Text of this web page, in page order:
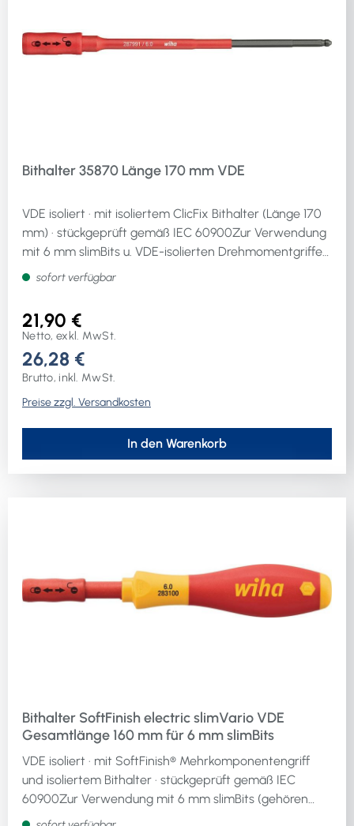
Bithalter 35870 Länge 170 mm VDE
VDE isoliert · mit isoliertem ClicFix Bithalter (Länge 170
mm) · stückgeprüft gemäß IEC 60900Zur Verwendung
mit 6 mm slimBits u. VDE-isolierten Drehmomentgriffen
(gehören nicht zum Lieferumfang - bitte separat
sofort verfügbar
21,90 €
Netto, exkl. MwSt.
26,28 €
Brutto, inkl. MwSt.
Preise zzgl. Versandkosten
In den Warenkorb
Bithalter SoftFinish electric slimVario VDE
Gesamtlänge 160 mm für 6 mm slimBits
VDE isoliert · mit SoftFinish® Mehrkomponentengriff
und isoliertem Bithalter · stückgeprüft gemäß IEC
60900Zur Verwendung mit 6 mm slimBits (gehören
nicht zum Lieferumfang - bitte separat